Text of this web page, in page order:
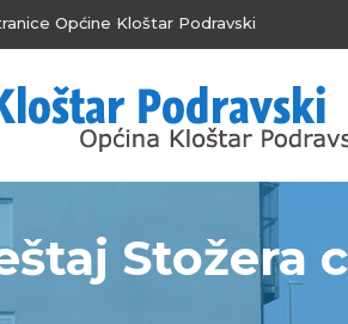
Općine Kloštar Podravski
Stožera